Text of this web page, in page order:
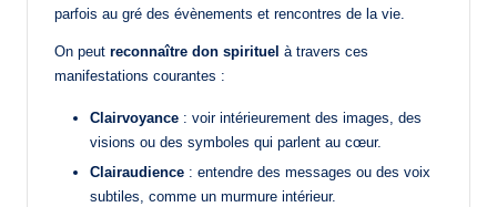
parfois au gré des évènements et rencontres de la vie.
On peut reconnaître don spirituel à travers ces
manifestations courantes :
Clairvoyance : voir intérieurement des images, des
visions ou des symboles qui parlent au cœur.
Clairaudience : entendre des messages ou des voix
subtiles, comme un murmure intérieur.